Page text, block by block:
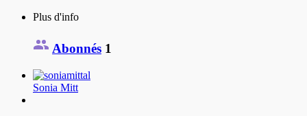
Plus d'info
Abonnés 1
Sonia Mitt